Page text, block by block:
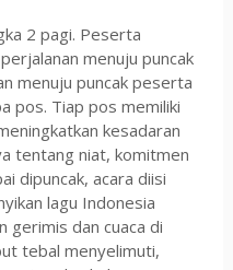
2 pagi. Peserta
menuju puncak
menuju puncak peserta
pos. Tiap pos memiliki
kesadaran
tentang niat, komitmen
dipuncak, acara diisi
lagu Indonesia
gerimis dan cuaca di
tebal menyelimuti,